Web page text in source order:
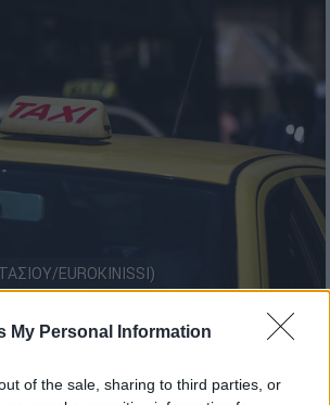
My Personal Information
of the sale, sharing to third parties, or
EUROKINISSI)
το ΕΘΝΟΣ στη Google